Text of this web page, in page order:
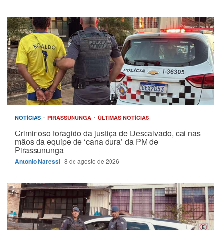
NOTÍCIAS PIRASSUNUNGA ÚLTIMAS NOTÍCIAS
Criminoso foragido da justiça de Descalvado, cai nas
mãos da equipe de ‘cana dura’ da PM de
Pirassununga
Antonio Naressi 8 de agosto de 2026